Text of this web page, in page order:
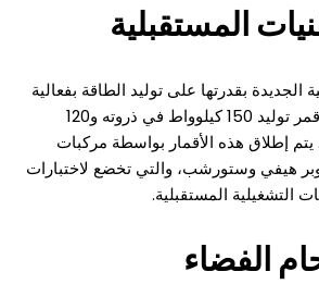
المستقبلية
الجديدة بقدرتها على توليد الطاقة بفعالية
عالية، حيث يمكن لكل قمر توليد 150 كيلوواط في ذروته و120
إطلاق هذه الأقمار بواسطة مركبات
هيفي وستورشب، والتي تخضع لاختبارات
التشغيلية المستقبلية.
الفضاء